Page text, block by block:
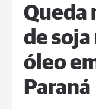
Queda
de
óleo
Paraná